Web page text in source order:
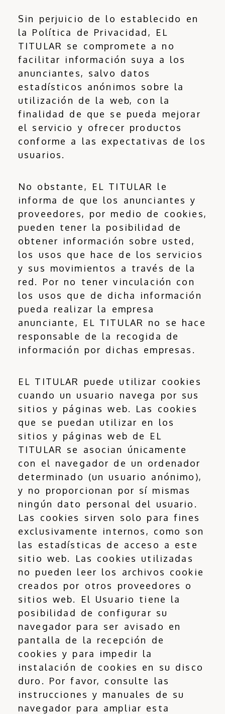
Sin perjuicio de lo establecido en
la Política de Privacidad, EL
TITULAR se compromete a no
facilitar información suya a los
anunciantes, salvo datos
estadísticos anónimos sobre la
utilización de la web, con la
finalidad de que se pueda mejorar
el servicio y ofrecer productos
conforme a las expectativas de los
usuarios.
No obstante, EL TITULAR le
informa de que los anunciantes y
proveedores, por medio de cookies,
pueden tener la posibilidad de
obtener información sobre usted,
los usos que hace de los servicios
y sus movimientos a través de la
red. Por no tener vinculación con
los usos que de dicha información
pueda realizar la empresa
anunciante, EL TITULAR no se hace
responsable de la recogida de
información por dichas empresas.
EL TITULAR puede utilizar cookies
cuando un usuario navega por sus
sitios y páginas web. Las cookies
que se puedan utilizar en los
sitios y páginas web de EL
TITULAR se asocian únicamente
con el navegador de un ordenador
determinado (un usuario anónimo),
y no proporcionan por sí mismas
ningún dato personal del usuario.
Las cookies sirven solo para fines
exclusivamente internos, como son
las estadísticas de acceso a este
sitio web. Las cookies utilizadas
no pueden leer los archivos cookie
creados por otros proveedores o
sitios web. El Usuario tiene la
posibilidad de configurar su
navegador para ser avisado en
pantalla de la recepción de
cookies y para impedir la
instalación de cookies en su disco
duro. Por favor, consulte las
instrucciones y manuales de su
navegador para ampliar esta